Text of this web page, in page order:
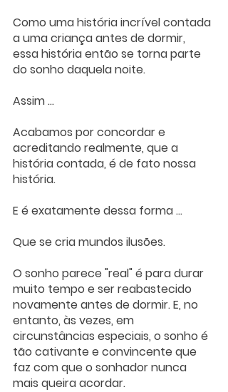
Como uma história incrível contada
a uma criança antes de dormir,
essa história então se torna parte
do sonho daquela noite.
Assim ...
Acabamos por concordar e
acreditando realmente, que a
história contada, é de fato nossa
história.
E é exatamente dessa forma ...
Que se cria mundos ilusões.
O sonho parece "real" é para durar
muito tempo e ser reabastecido
novamente antes de dormir. E, no
entanto, às vezes, em
circunstâncias especiais, o sonho é
tão cativante e convincente que
faz com que o sonhador nunca
mais queira acordar.